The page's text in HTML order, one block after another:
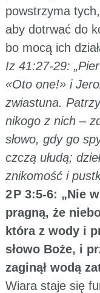
powstrzyma
aby dotrwać do
bo mocą ich
Iz 41:27-29:
«Oto one!» i
zwiastuna.
nikogo z nich –
słowo, gdy go
czczą ułudą;
znikomość i
2 P 3:5-6: „Nie
pragną, że
która z wody i
słowo Boże, i
zaginął wodą
Wiara staje się